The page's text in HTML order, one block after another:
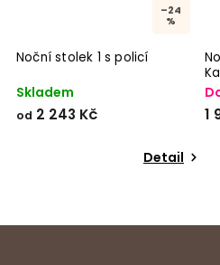
–24
%
Noční stolek 1 s policí
Skladem
od 2 243 Kč
Detail
1